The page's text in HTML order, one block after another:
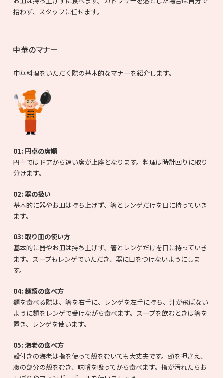
拾わず、スタッフに任せます。
中華のマナー
中華料理をいただく際の基本的なマナーを紹介します。
01: 円卓の席順
円卓ではドアから遠い席が上座となります。料理は時計回りに取り
分けます。
02: 器の扱い
基本的に器やお皿は持ち上げず、箸とレンゲだけを口に持っていき
ます。
03: 取り皿の使い方
基本的に器やお皿は持ち上げず、箸とレンゲだけを口に持っていき
ます。スープもレンゲでいただき、器に口をつけないようにしま
す。
04: 麺類の食べ方
麺を食べる際は、箸を右手に、レンゲを左手に持ち、汁が飛ばない
ように麺をレンゲで受けながら食べます。スープを飲むときは箸を
置き、レンゲを使います。
05: 海老の食べ方
殻付きの海老は指を使って殻をむいても大丈夫です。頭を押さえ、
腹の部分の殻をむき、味噌を吸ってから食べます。指が汚れたらお